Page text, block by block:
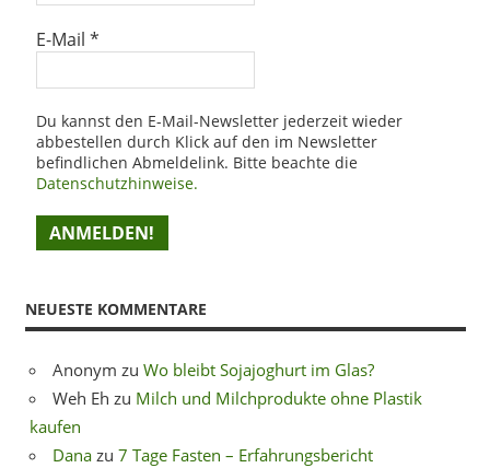
E-Mail *
Du kannst den E-Mail-Newsletter jederzeit wieder
abbestellen durch Klick auf den im Newsletter
befindlichen Abmeldelink. Bitte beachte die
Datenschutzhinweise.
NEUESTE KOMMENTARE
Anonym zu Wo bleibt Sojajoghurt im Glas?
Weh Eh zu Milch und Milchprodukte ohne Plastik
kaufen
Dana zu 7 Tage Fasten – Erfahrungsbericht